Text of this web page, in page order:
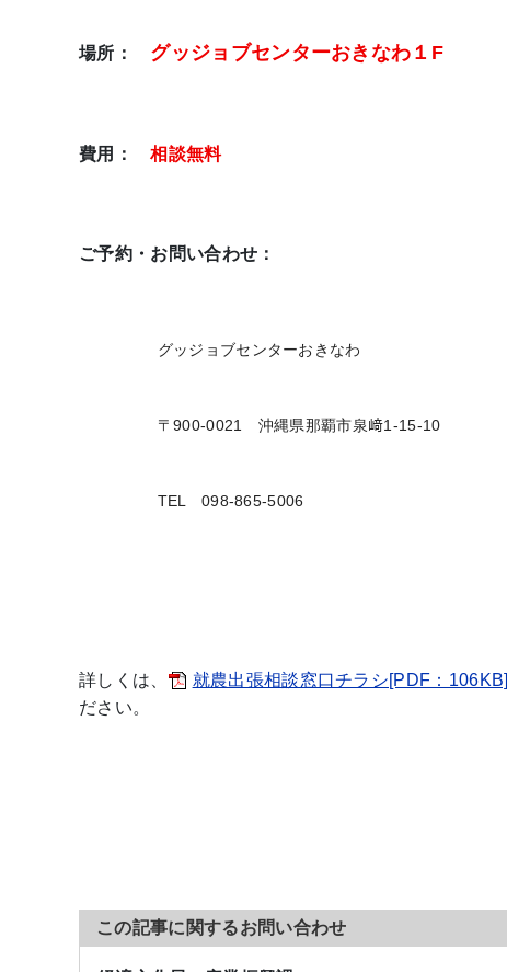
場所： グッジョブセンターおきなわ１F
費用：相談無料
ご予約・お問い合わせ：
グッジョブセンターおきなわ
〒900-0021 沖縄県那覇市泉﨑1-15-10
TEL 098-865-5006
詳しくは、 就農出張相談窓口チラシ[PDF：106KB]
ださい。
この記事に関するお問い合わせ